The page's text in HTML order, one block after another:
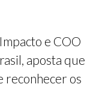
e COO
aposta que
reconhecer os